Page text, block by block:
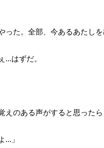
った。全部、今あるあたし
...はずだ。
えのある声がすると思ったら
...」